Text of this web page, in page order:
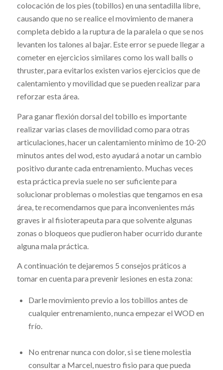
colocación de los pies (tobillos) en una sentadilla libre,
causando que no se realice el movimiento de manera
completa debido a la ruptura de la paralela o que se nos
levanten los talones al bajar. Este error se puede llegar a
cometer en ejercicios similares como los ​wall balls o
thruster​, para evitarlos existen varios ejercicios que de
calentamiento y movilidad que se pueden realizar para
reforzar esta área.
Para ganar flexión dorsal del tobillo es importante
realizar varias clases de movilidad como para otras
articulaciones, hacer un calentamiento mínimo de 10-20
minutos antes del wod, esto ayudará a notar un cambio
positivo durante cada entrenamiento. Muchas veces
esta práctica previa suele no ser suficiente para
solucionar problemas o molestias que tengamos en esa
área, te recomendamos que para inconvenientes más
graves ir al ​fisioterapeuta​ para que solvente algunas
zonas o bloqueos que pudieron haber ocurrido durante
alguna mala práctica.
A continuación te dejaremos 5 consejos práticos a
tomar en cuenta para prevenir lesiones en esta zona:
Darle movimiento previo a los tobillos antes de
cualquier entrenamiento, nunca empezar el ​WOD​ en
frío.
No entrenar nunca con dolor, si se tiene molestia
consultar a Marcel, nuestro fisio para que pueda